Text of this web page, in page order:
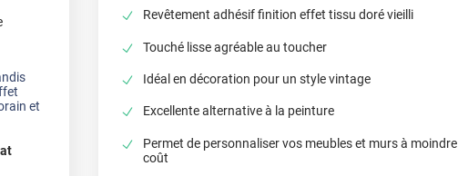
et
Revêtement adhésif finition effet tissu doré vieilli
Touché lisse agréable au toucher
Idéal en décoration pour un style vintage
Excellente alternative à la peinture
Permet de personnaliser vos meubles et murs à moindre
coût